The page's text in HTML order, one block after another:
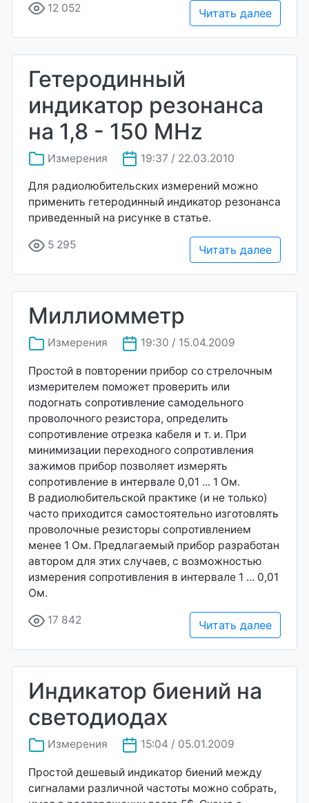
12 052 Читать далее
Гетеродинный
индикатор резонанса
на 1,8 - 150 MHz
Измерения 19:37 / 22.03.2010
Для радиолюбительских измерений можно
применить гетеродинный индикатор резонанса
приведенный на рисунке в статье.
5 295 Читать далее
Миллиомметр
Измерения 19:30 / 15.04.2009
Простой в повторении прибор со стрелочным
измерителем поможет проверить или
подогнать сопротивление самодельного
проволочного резистора, определить
сопротивление отрезка кабеля и т. и. При
минимизации переходного сопротивления
зажимов прибор позволяет измерять
сопротивление в интервале 0,01 ... 1 Ом.
В радиолюбительской практике (и не только)
часто приходится самостоятельно изготовлять
проволочные резисторы сопротивлением
менее 1 Ом. Предлагаемый прибор разработан
автором для этих случаев, с возможностью
измерения сопротивления в интервале 1 ... 0,01
Ом.
17 842 Читать далее
Индикатор биений на
светодиодах
Измерения 15:04 / 05.01.2009
Простой дешевый индикатор биений между
сигналами различной частоты можно собрать,